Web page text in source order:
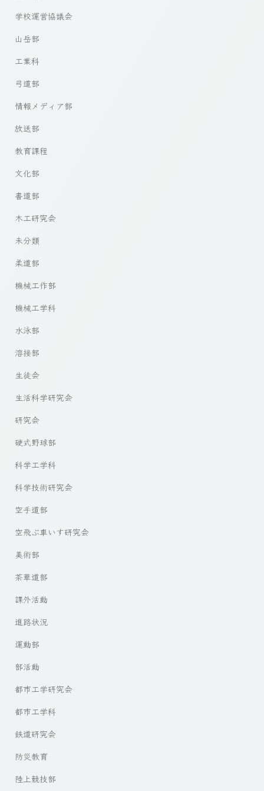
学校運営協議会
山岳部
工業科
弓道部
情報メディア部
放送部
教育課程
文化部
書道部
木工研究会
未分類
柔道部
機械工作部
機械工学科
水泳部
溶接部
生徒会
生活科学研究会
研究会
硬式野球部
科学工学科
科学技術研究会
空手道部
空飛ぶ車いす研究会
美術部
茶華道部
課外活動
進路状況
運動部
部活動
都市工学研究会
都市工学科
鉄道研究会
防災教育
陸上競技部